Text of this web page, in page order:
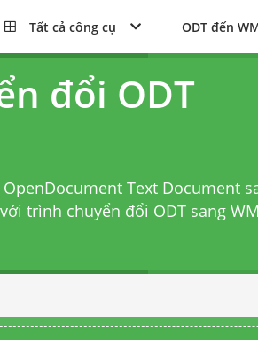
Tất cả công cụ ODT đến
đổi ODT
Text Document
trình chuyển đổi ODT sang